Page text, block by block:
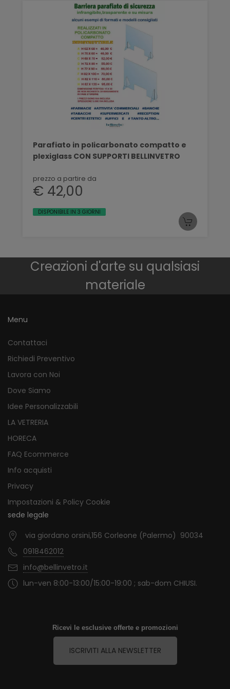
Parafiato in policarbonato compatto e
plexiglass CON SUPPORTI BELLINVETRO
prezzo a partire da
€ 42,00
DISPONIBILE IN 3 GIORNI
Creazioni d'arte su qualsiasi
materiale
Menu
Contattaci
Richiedi Preventivo
Lavora con Noi
Dove Siamo
Idee Personalizzabili
LA VETRERIA
HORECA
FAQ Ecommerce
Info acquisti
Privacy
Impostazioni & Policy Cookie
sede legale
via giordano orsini,156 Corleone (Palermo) 90034
0918462012
info@bellinvetro.it
lun-ven 8:00-13:00/15:00-19:00 ; sab-dom CHIUSI.
Ricevi le esclusive offerte e promozioni
ISCRIVITI ALLA NEWSLETTER